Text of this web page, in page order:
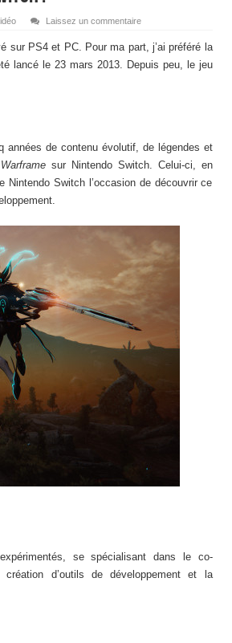
Laissez un commentaire
sur PS4 et PC. Pour ma part, j’ai préféré la
lancé le 23 mars 2013. Depuis peu, le jeu
années de contenu évolutif, de légendes et
Warframesur Nintendo Switch. Celui-ci, en
Switch l’occasion de découvrir ce
se spécialisant dans le co-
d’outils de développement et la